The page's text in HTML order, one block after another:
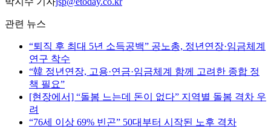
관련 뉴스
“퇴직 후 최대 5년 소득공백” 공노총, 정년연장·임금체계
연구 착수
“韓 정년연장, 고용·연금·임금체계 함께 고려한 종합 정
책 필요”
[현장에서] “돌봄 느는데 돈이 없다” 지역별 돌봄 격차 우
려
“76세 이상 69% 빈곤” 50대부터 시작된 노후 격차